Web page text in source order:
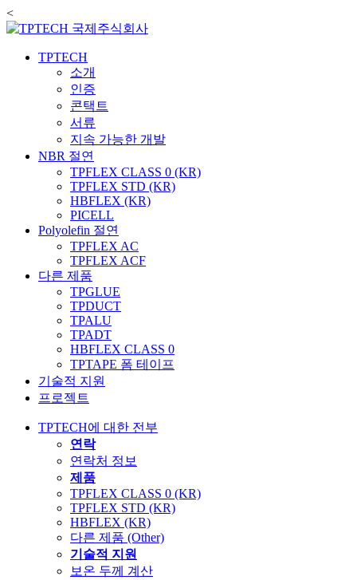
<
TPTECH
소개
인증
콘택트
서류
지속 가능한 개발
NBR 절연
TPFLEX CLASS 0 (KR)
TPFLEX STD (KR)
HBFLEX (KR)
PICELL
Polyolefin 절연
TPFLEX AC
TPFLEX ACF
다른 제품
TPGLUE
TPDUCT
TPALU
TPADT
HBFLEX CLASS 0
TPTAPE 폼 테이프
기술적 지원
프로젝트
TPTECH에 대한 전부
연락
연락처 정보
제품
TPFLEX CLASS 0 (KR)
TPFLEX STD (KR)
HBFLEX (KR)
다른 제품 (Other)
기술적 지원
보온 두께 계산